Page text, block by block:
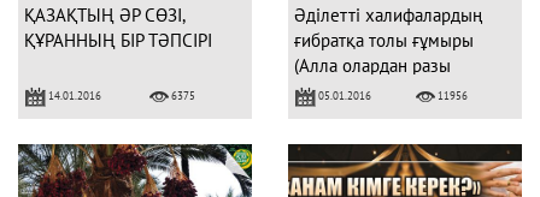
ҚАЗАҚТЫҢ ӘР СӨЗІ,
ҚҰРАННЫҢ БІР ТӘПСІРІ
14.01.2016 6375
Әділетті халифалардың
ғибратқа толы ғұмыры
(Алла олардан разы
болсын)
05.01.2016 11956